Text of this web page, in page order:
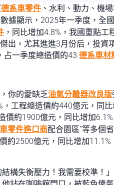
德系車零件 、水利、動力、機
據顯示，2025年一季度，全
，同比增加4.8%，我國重點
出，尤其進進3月份后，投
占一季度總造價的43.德系車材
你的愛缺乏油氣分離器改良版
工程總造價約440億元，同
價約1900億元，同比增加
零件進口商配合園區”等多個
約2500億元，同比增加
構失衡壓力！我需要校準！